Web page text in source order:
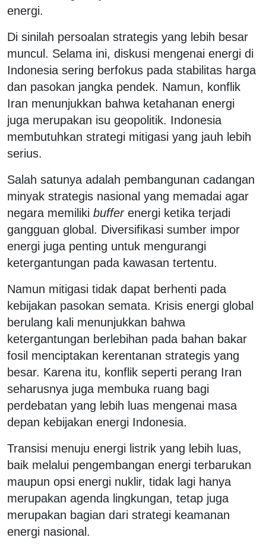
energi.
Di sinilah persoalan strategis yang lebih besar
muncul. Selama ini, diskusi mengenai energi di
Indonesia sering berfokus pada stabilitas harga
dan pasokan jangka pendek. Namun, konflik
Iran menunjukkan bahwa ketahanan energi
juga merupakan isu geopolitik. Indonesia
membutuhkan strategi mitigasi yang jauh lebih
serius.
Salah satunya adalah pembangunan cadangan
minyak strategis nasional yang memadai agar
negara memiliki bufferenergi ketika terjadi
gangguan global. Diversifikasi sumber impor
energi juga penting untuk mengurangi
ketergantungan pada kawasan tertentu.
Namun mitigasi tidak dapat berhenti pada
kebijakan pasokan semata. Krisis energi global
berulang kali menunjukkan bahwa
ketergantungan berlebihan pada bahan bakar
fosil menciptakan kerentanan strategis yang
besar. Karena itu, konflik seperti perang Iran
seharusnya juga membuka ruang bagi
perdebatan yang lebih luas mengenai masa
depan kebijakan energi Indonesia.
Transisi menuju energi listrik yang lebih luas,
baik melalui pengembangan energi terbarukan
maupun opsi energi nuklir, tidak lagi hanya
merupakan agenda lingkungan, tetap juga
merupakan bagian dari strategi keamanan
energi nasional.